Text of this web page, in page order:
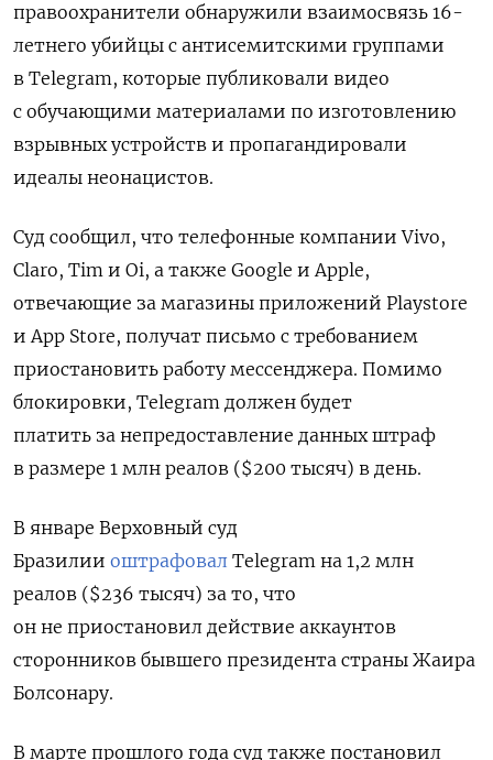
правоохранители обнаружили взаимосвязь 16-
летнего убийцы с антисемитскими группами
в Telegram, которые публиковали видео
с обучающими материалами по изготовлению
взрывных устройств и пропагандировали
идеалы неонацистов.
Суд сообщил, что телефонные компании Vivo,
Claro, Tim и Oi, а также Google и Apple,
отвечающие за магазины приложений Playstore
и App Store, получат письмо с требованием
приостановить работу мессенджера. Помимо
блокировки, Telegram должен будет
платить за непредоставление данных штраф
в размере 1 млн реалов ($200 тысяч) в день.
В январе Верховный суд
Бразилии оштрафовал Telegram на 1,2 млн
реалов ($236 тысяч) за то, что
он не приостановил действие аккаунтов
сторонников бывшего президента страны Жаира
Болсонару.
В марте прошлого года суд также постановил